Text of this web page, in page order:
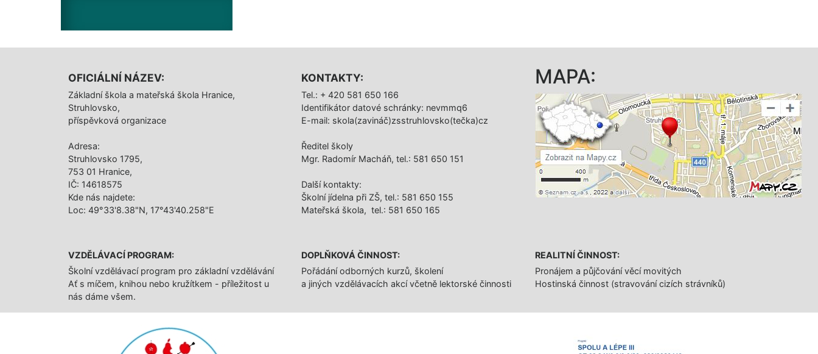
OFICIÁLNÍ NÁZEV:
Základní škola a mateřská škola Hranice,
Struhlovsko,
příspěvková organizace
Adresa:
Struhlovsko 1795,
753 01 Hranice,
IČ: 14618575
Kde nás najdete:
Loc: 49°33'8.38"N, 17°43'40.258"E
KONTAKTY:
Tel.: + 420 581 650 166
Identifikátor datové schránky: nevmmq6
E-mail: skola(zavináč)zsstruhlovsko(tečka)cz
Ředitel školy
Mgr. Radomír Macháň, tel.: 581 650 151
Další­ kontakty:
Školní jídelna při ZŠ, tel.: 581 650 155
Mateřská škola, tel.: 581 650 165
MAPA:
VZDĚLÁVACÍ PROGRAM:
Školní vzdělávací program pro základní vzdělávání
Ať s míčem, knihou nebo kružítkem - příležitost u
nás dáme všem.
DOPLŇKOVÁ ČINNOST:
Pořádání odborných kurzů, školení
a jiných vzdělávacích akcí včetně lektorské činnosti
REALITNÍ ČINNOST:
Pronájem a půjčování věcí movitých
Hostinská činnost (stravování cizích strávníků)